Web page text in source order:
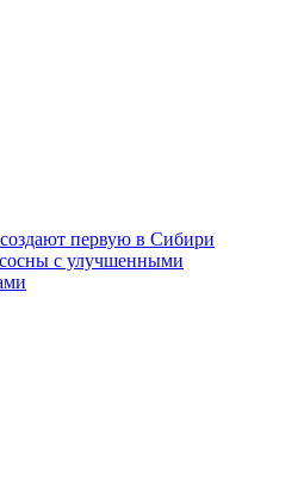
первую в Сибири
с улучшенными